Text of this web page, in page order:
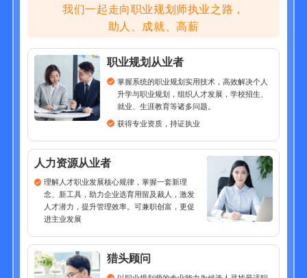
我们一起走向职业规划师执业之路，
助人、成就、高薪
职业规划从业者
掌握系统的职业规划实用技术，高效解决个人
升学与职业规划，组织人才发展，学校招生、
就业、生涯教育等诸多问题。
获得专业资质，持证执业
人力资源从业者
理解人才职业发展核心规律，掌握一套新理
念、新工具，助力企业选育用留及裁人，激发
人才潜力，提升管理效率。可兼职创富，更促
进主业发展
猎头顾问